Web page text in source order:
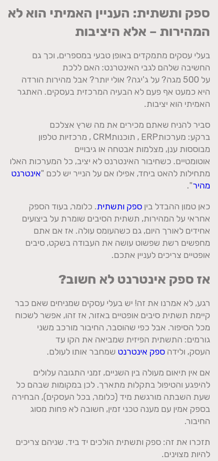
ספק ותשתית: העניין האמיתי הוא לא
המהירות – אלא היציבות
בעלי עסקים מתמקדים באופן טבעי במספרים, וכך גם
החשיבה שלהם לגבי האינטרנט: האם ללכת
על 500 מגה? על ג'יגה? אולי יותר? אבל מהירות הורדה
היא כמעט אף פעם לא הבעיה המרכזית בעסקים. האתגר
האמיתי הוא יציבות.
סביר להניח שאתם מכירים את מה שרץ אצלכם
ברקע: מערכותERP
, תוכנותCRM
, מרכזיות טלפון
מבוססות ענן, מצלמות אבטחה או גיבויים
אוטומטיים. כשחיבור האינטרנט לא יציב, כל המערכות האלו
מתחילות להאט ביחד, אפילו אם על הנייר יש לכם "אינטרנט
מהיר".
כאן טמון ההבדל בין ספק ותשתית. כלומר, בעוד הספק
אחראי על המהירות, תשתית הסיבים שומרת על ביצועים
אחידים לאורך היום, גם כשהעומס עולה. אז אם אתם
מחפשים רשת שפשוט עושה את העבודה בשקט, סיבים
אופטיים צריכים לעניין אתכם.
אז ספק אינטרנט לא חשוב?
רגע, לא אמרנו את זה! יש בעלי עסקים שמניחים שאם כבר
קיימת תשתית סיבים אופטיים באזור, אז זהו, אפשר לשכוח
מכל הסיפור. אבל כפי שהוסבר, החיבור מורכב משני
גורמים: התשתית הפיזית שמביאה את הקו עד
העסק, ולידה ספק אינטרנט שמחבר אותו לעולם.
אם אין תיאום מעולה בין השניים, זמני התגובה עלולים
להיפגע והטיפול בתקלות מתארך. לכן במקומות שבהם כל
שעת השבתה מורגשת מיד (כלומר, בכל העסקים), הבחירה
בספק אמין עם מענה טכני זמין, חשובה לא פחות מסוג
החיבור.
תזכרו את זה: ספק ותשתית הולכים יד ביד. שניהם צריכים
להיות מצוינים.